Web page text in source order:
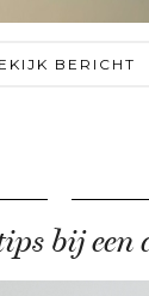
BERICHT
bij een